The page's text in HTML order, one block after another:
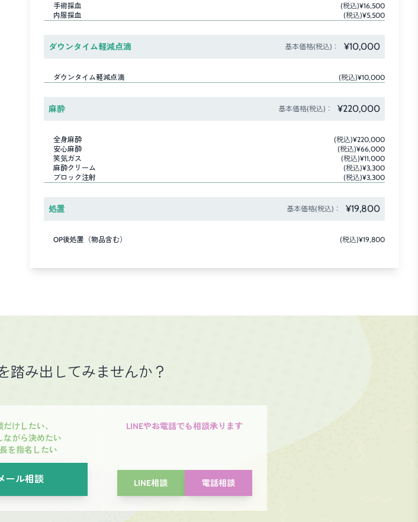
手術採血
(税込)¥16,500
内服採血
(税込)¥5,500
ダウンタイム軽減点滴 基本価格(税込)： ¥10,000
ダウンタイム軽減点滴 (税込)¥10,000
麻酔 基本価格(税込)： ¥220,000
全身麻酔
(税込)¥220,000
安心麻酔
(税込)¥66,000
笑気ガス
(税込)¥11,000
麻酔クリーム
(税込)¥3,300
ブロック注射
(税込)¥3,300
処置 基本価格(税込)： ¥19,800
OP後処置（物品含む） (税込)¥19,800
踏み出してみませんか？
だけしたい、
ながら決めたい
を指名したい
ール相談
LINEやお電話でも相談承ります
LINE相談 電話相談